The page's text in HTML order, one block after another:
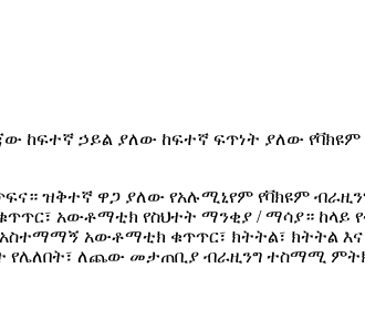
ከፍተኛ ኃይል ያለው ከፍተኛ ፍጥነት ያለው
ዝቅተኛ ዋጋ ያለው የአሉሚኒየም የቫክዩም
አውቶማቲክ የስህተት ማንቂያ / ማሳያ። ከላይ
አውቶማቲክ ቁጥጥር፣ ክትትል፣ ክትትል
የሌለበት፣ ለጨው መታጠቢያ ብራዚንግ ተስማሚ